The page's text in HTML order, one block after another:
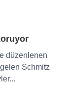
düzenlenen
gelen Schmitz